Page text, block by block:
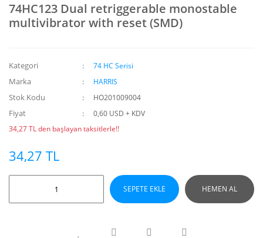
74HC123 Dual retriggerable monostable
multivibrator with reset (SMD)
Kategori 74 HC Serisi
Marka HARRIS
Stok Kodu HO201009004
Fiyat
0,60 USD + KDV
34,27 TL den başlayan taksitlerle!!
34,27 TL
SEPETE EKLE HEMEN AL